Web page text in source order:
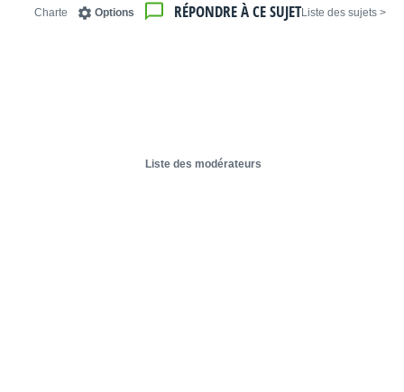
< Liste des sujets
RÉPONDRE À CE SUJET
Options
Charte
Liste des modérateurs